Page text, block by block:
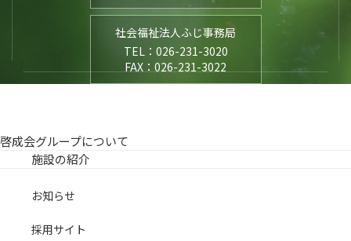
社会福祉法人ふじ事務局
TEL：026-231-3020
FAX：026-231-3022
啓成会グループについて
施設の紹介
お知らせ
採用サイト